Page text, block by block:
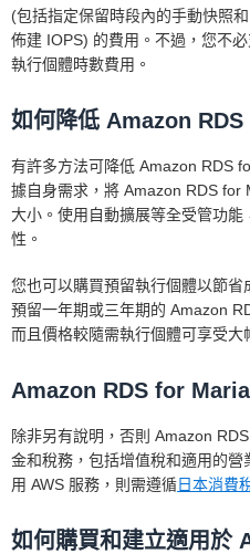
(包括指定保留時段內的手動快照
佈建 IOPS) 的費用。不過，您不
執行個體時數費用。
如何降低 Amazon
有許多方法可降低 Amazon RDS
據自身需求，將 Amazon RDS for
大小。使用自動擴展等全受管功
性。
您也可以購買預留執行個體以節
預留一年期或三年期的 Amazon
而且價格較隨需執行個體可享受大
Amazon RDS for
除非另有說明，否則 Amazon
金和稅務，包括增值稅和適用的
用 AWS 服務，則需遵循日本消費
如何購買和建立適用於